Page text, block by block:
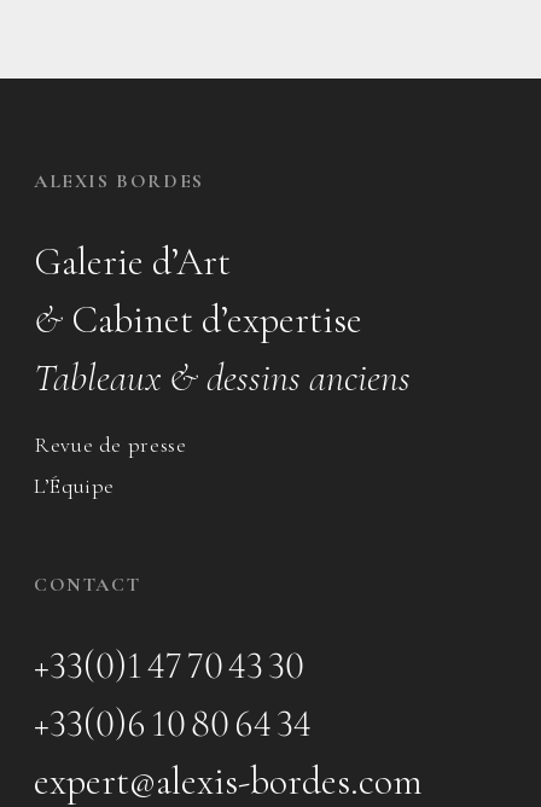
ALEXIS BORDES
Galerie d’Art
& Cabinet d’expertise
Tableaux & dessins anciens
Revue de presse
L’Équipe
CONTACT
+33(0)1 47 70 43 30
+33(0)6 10 80 64 34
expert@alexis-bordes.com